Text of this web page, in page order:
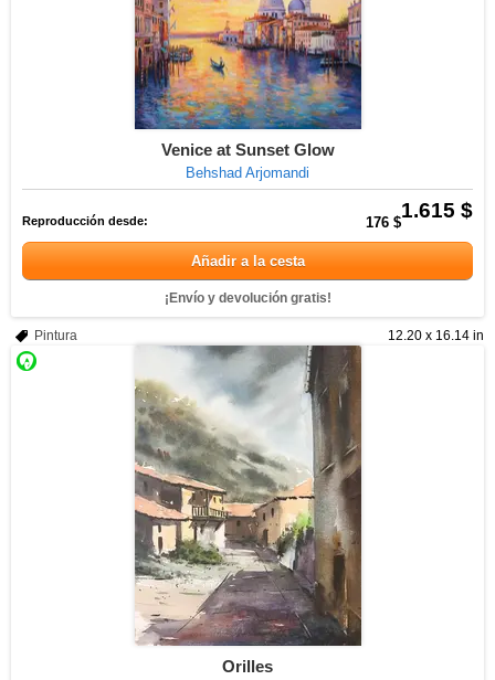
Venice at Sunset Glow
Behshad Arjomandi
1.615 $
Reproducción desde: 176 $
Añadir a la cesta
¡Envío y devolución gratis!
12.20 x 16.14 in
Pintura
Orilles